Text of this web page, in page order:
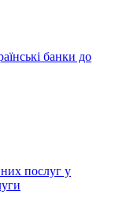
банки до
послуг у